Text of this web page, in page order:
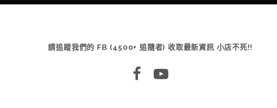
請追蹤我們的 FB (4500+ 追隨者) 收取最新資訊 小店不死!!